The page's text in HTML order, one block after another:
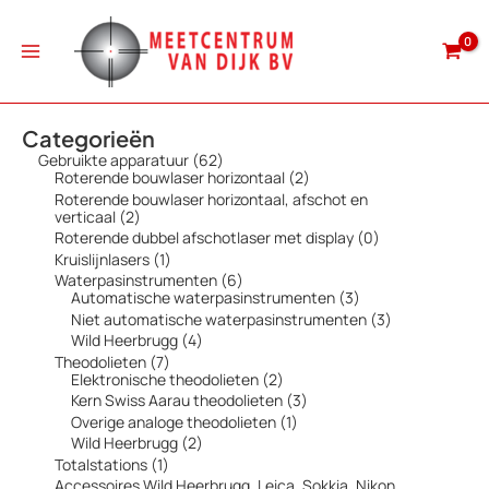
Categorieën
Gebruikte apparatuur 626
2
p
r
d
c
t
e
Roterende bouwlaser horizontaal 22
p
r
d
t
e
Roterende bouwlaser horizontaal, afschot en
verticaal 22
p
r
o
d
u
c
t
e
n
Roterende dubbel afschotlaser met display 00
u
Kruislijnlasers 11
p
r
o
d
u
c
t
Waterpasinstrumenten 66
p
r
o
c
t
e
Automatische waterpasinstrumenten 33
p
r
Niet automatische waterpasinstrumenten 33
p
Wild Heerbrugg 44
r
o
d
u
c
e
Theodolieten 77
p
r
o
d
u
c
t
Elektronische theodolieten 22
p
r
o
c
Kern Swiss Aarau theodolieten 33
Overige analoge theodolieten 11
p
Wild Heerbrugg 22
Totalstations 11
p